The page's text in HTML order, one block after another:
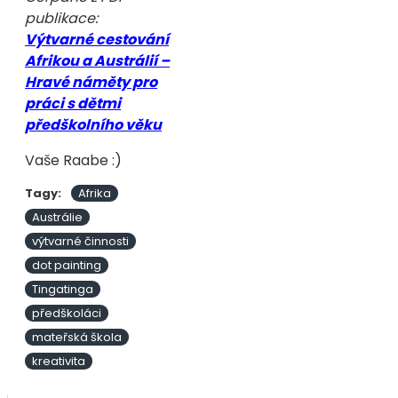
publikace:
Výtvarné cestování
Afrikou a Austrálií –
Hravé náměty pro
práci s dětmi
předškolního věku
Vaše Raabe :)
Tagy:
Afrika
Austrálie
výtvarné činnosti
dot painting
Tingatinga
předškoláci
mateřská škola
kreativita